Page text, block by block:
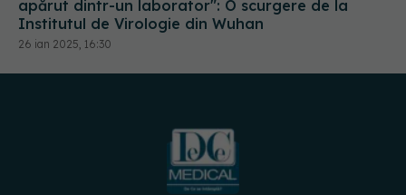
26 ian 2025, 16:30
URMĂREȘTE-NE PE: